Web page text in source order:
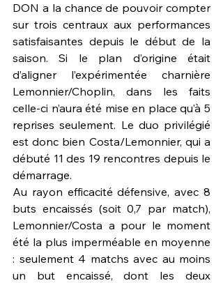
DON a la chance de pouvoir compter
sur trois centraux aux performances
satisfaisantes depuis le début de la
saison. Si le plan d’origine était
d’aligner l’expérimentée charnière
Lemonnier/Choplin, dans les faits
celle-ci n’aura été mise en place qu’à 5
reprises seulement. Le duo privilégié
est donc bien Costa/Lemonnier, qui a
débuté 11 des 19 rencontres depuis le
démarrage.
Au rayon efficacité défensive, avec 8
buts encaissés (soit 0,7 par match),
Lemonnier/Costa a pour le moment
été la plus imperméable en moyenne
: seulement 4 matchs avec au moins
un but encaissé, dont les deux